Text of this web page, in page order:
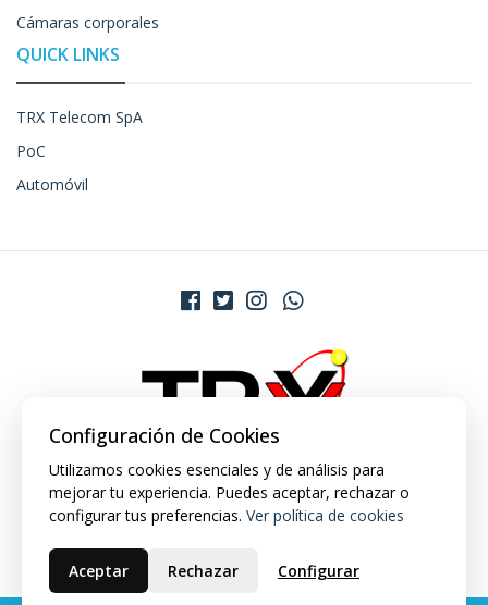
Cámaras corporales
QUICK LINKS
TRX Telecom SpA
PoC
Automóvil
Configuración de Cookies
Utilizamos cookies esenciales y de análisis para
mejorar tu experiencia. Puedes aceptar, rechazar o
configurar tus preferencias. Ver política de cookies
Aceptar Rechazar Configurar